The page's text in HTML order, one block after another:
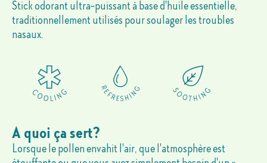
Stick odorant ultra-puissant à base d'huile essentielle,
traditionnellement utilisés pour soulager les troubles
nasaux.
A quoi ça sert?
Lorsque le pollen envahit l'air, que l'atmosphère est